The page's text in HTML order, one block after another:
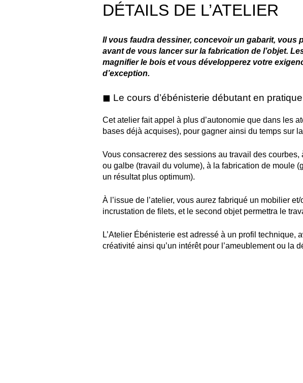
DÉTAILS DE L’ATELIER
Il vous faudra dessiner, concevoir un gabarit, vous
avant de vous lancer sur la fabrication de l’objet.
magnifier le bois et vous développerez votre
d’exception.
◼︎ Le cours d’ébénisterie débutant en pratique
Cet atelier fait appel à plus d’autonomie que dans les
bases déjà acquises), pour gagner ainsi du temps sur
Vous consacrerez des sessions au travail des
ou galbe (travail du volume), à la fabrication de moule
un résultat plus optimum).
À l’issue de l’atelier, vous aurez fabriqué un mobilier
incrustation de filets, et le second objet permettra le
L’Atelier Ébénisterie est adressé à un profil
créativité ainsi qu’un intérêt pour l’ameublement ou la